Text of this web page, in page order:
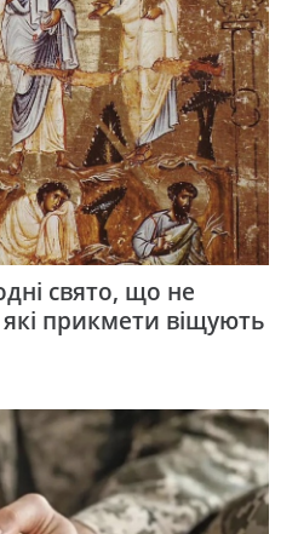
свято, що не
прикмети віщують